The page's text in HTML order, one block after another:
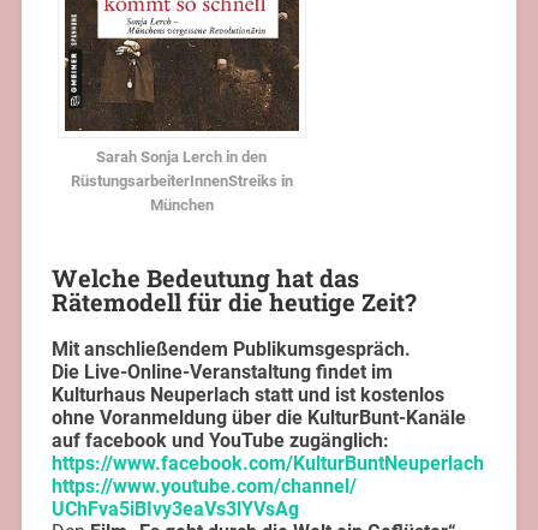
Sarah Sonja Lerch in den
RüstungsarbeiterInnenStreiks in
München
Welche Bedeutung hat das
Rätemodell für die heutige Zeit?
Mit anschließendem Publikumsgespräch.
Die Live-Online-Veranstaltung findet im
Kulturhaus Neuperlach statt und ist kostenlos
ohne Voranmeldung über die KulturBunt-Kanäle
auf facebook und YouTube zugänglich:
https://www.facebook.com/KulturBuntNeuperlach
https://www.youtube.com/channel/
UChFva5iBIvy3eaVs3lYVsAg